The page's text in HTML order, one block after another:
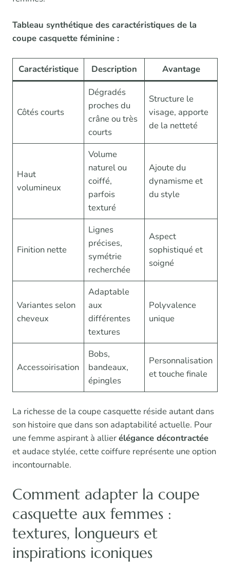
Tableau synthétique des caractéristiques de la
coupe casquette féminine :
Caractéristique Description Avantage
Côtés courts
Dégradés
proches du
crâne ou très
courts
Structure le
visage, apporte
de la netteté
Haut
volumineux
Volume
naturel ou
coiffé,
parfois
texturé
Ajoute du
dynamisme et
du style
Finition nette
Lignes
précises,
symétrie
recherchée
Aspect
sophistiqué et
soigné
Variantes selon
cheveux
Adaptable
aux
différentes
textures
Polyvalence
unique
Accessoirisation
Bobs,
bandeaux,
épingles
Personnalisation
et touche finale
La richesse de la coupe casquette réside autant dans
son histoire que dans son adaptabilité actuelle. Pour
une femme aspirant à allierélégance décontractée
et audace stylée, cette coiffure représente une option
incontournable.
Comment adapter la coupe
casquette aux femmes :
textures, longueurs et
inspirations iconiques